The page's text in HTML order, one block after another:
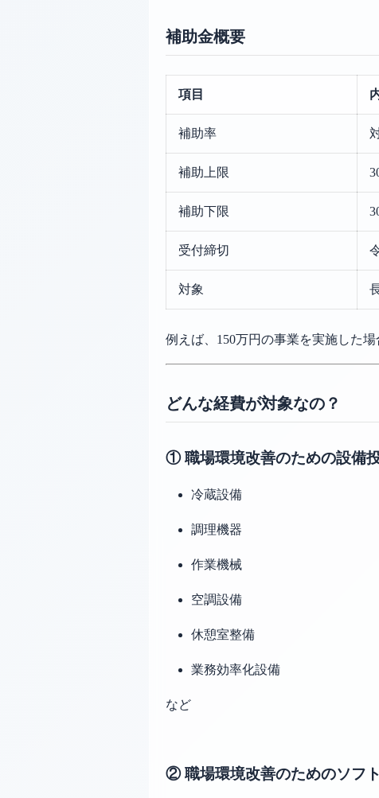
補助金概要
項目
補助率
補助上限
補助下限
受付締切
対象
例えば、150万円の事業を実施した
どんな経費が対象なの？
① 職場環境改善のための設備投
冷蔵設備
調理機器
作業機械
空調設備
休憩室整備
業務効率化設備
など
② 職場環境改善のためのソフ